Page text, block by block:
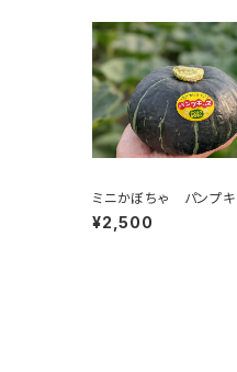
ミニかぼちゃ パンプキ
¥2,500